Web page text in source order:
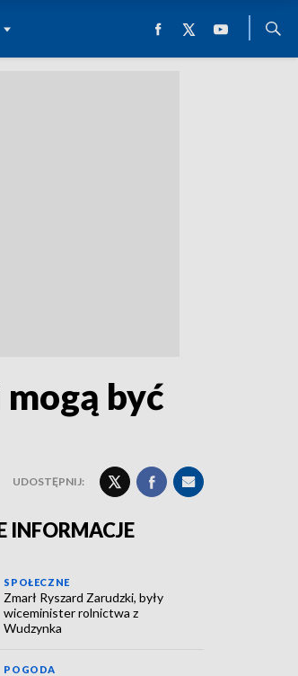
być
UDOSTĘPNIJ:
INFORMACJE
SPOŁECZNE
Zmarł Ryszard Zarudzki, były
wiceminister rolnictwa z
Wudzynka
POGODA